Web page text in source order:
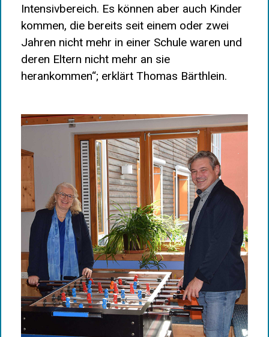
Intensivbereich. Es können aber auch Kinder
kommen, die bereits seit einem oder zwei
Jahren nicht mehr in einer Schule waren und
deren Eltern nicht mehr an sie
herankommen“; erklärt Thomas Bärthlein.